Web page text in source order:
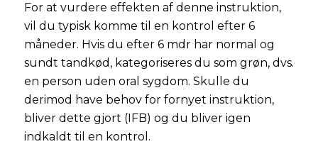
For at vurdere effekten af denne instruktion,
vil du typisk komme til en kontrol efter 6
måneder. Hvis du efter 6 mdr har normal og
sundt tandkød, kategoriseres du som grøn, dvs.
en person uden oral sygdom. Skulle du
derimod have behov for fornyet instruktion,
bliver dette gjort (IFB) og du bliver igen
indkaldt til en kontrol.